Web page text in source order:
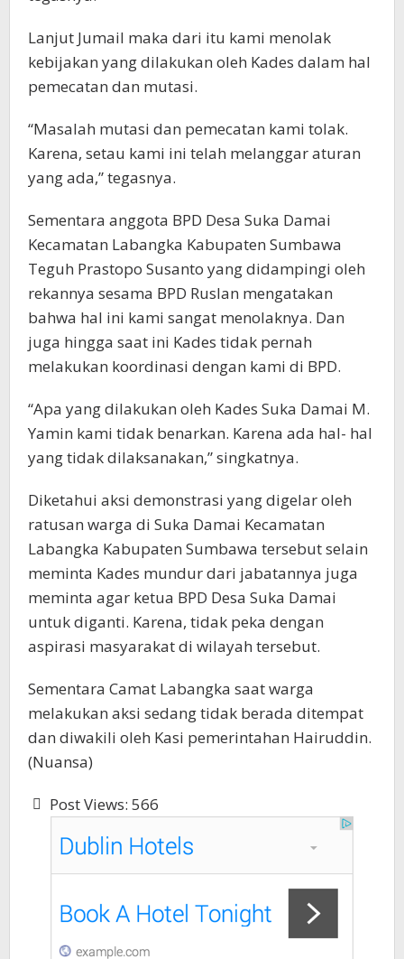
Lanjut Jumail maka dari itu kami menolak
kebijakan yang dilakukan oleh Kades dalam hal
pemecatan dan mutasi.
“Masalah mutasi dan pemecatan kami tolak.
Karena, setau kami ini telah melanggar aturan
yang ada,” tegasnya.
Sementara anggota BPD Desa Suka Damai
Kecamatan Labangka Kabupaten Sumbawa
Teguh Prastopo Susanto yang didampingi oleh
rekannya sesama BPD Ruslan mengatakan
bahwa hal ini kami sangat menolaknya. Dan
juga hingga saat ini Kades tidak pernah
melakukan koordinasi dengan kami di BPD.
“Apa yang dilakukan oleh Kades Suka Damai M.
Yamin kami tidak benarkan. Karena ada hal- hal
yang tidak dilaksanakan,” singkatnya.
Diketahui aksi demonstrasi yang digelar oleh
ratusan warga di Suka Damai Kecamatan
Labangka Kabupaten Sumbawa tersebut selain
meminta Kades mundur dari jabatannya juga
meminta agar ketua BPD Desa Suka Damai
untuk diganti. Karena, tidak peka dengan
aspirasi masyarakat di wilayah tersebut.
Sementara Camat Labangka saat warga
melakukan aksi sedang tidak berada ditempat
dan diwakili oleh Kasi pemerintahan Hairuddin.
(Nuansa)
Post Views: 566